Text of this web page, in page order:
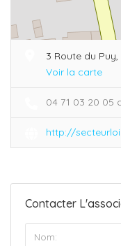
3 Route du
Voir la carte
04 71 03 20 05
http://
Contacter